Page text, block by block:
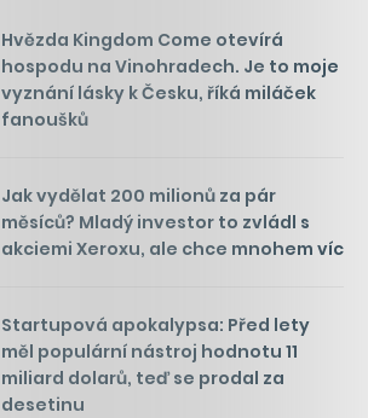
Hvězda Kingdom Come otevírá
hospodu na Vinohradech. Je to moje
vyznání lásky k Česku, říká miláček
fanoušků
Jak vydělat 200 milionů za pár
měsíců? Mladý investor to zvládl s
akciemi Xeroxu, ale chce mnohem víc
Startupová apokalypsa: Před lety
měl populární nástroj hodnotu 11
miliard dolarů, teď se prodal za
desetinu